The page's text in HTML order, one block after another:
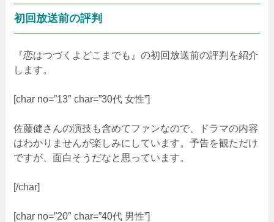
初回放送前の評判
『恋はつづくよどこまでも』の初回放送前の評判を紹介
します。
[char no=”13″ char=”30代 女性”]
佐藤健さんの演技も含めてファンなので、ドラマの内容
はわかりませんが楽しみにしています。予告を観ただけ
ですが、面白そうだなと思っています。
[/char]
[char no=”20″ char=”40代 男性”]